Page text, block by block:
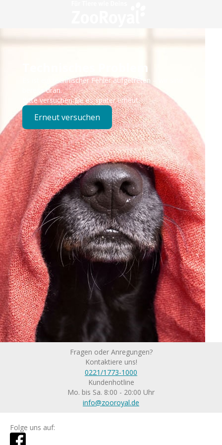
Technisches Problem
Es ist ein technischer Fehler aufgetreten – wir sind
bereits dran.
Bitte versuchen Sie es später erneut.
Erneut versuchen
Fragen oder Anregungen?
Kontaktiere uns!
0221/1773-1000
Kundenhotline
Mo. bis Sa. 8:00 - 20:00 Uhr
info@zooroyal.de
Folge uns auf: